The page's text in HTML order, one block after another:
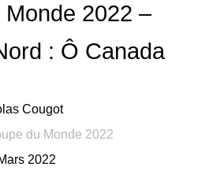
2022 –
: Ô Canada
Cougot
du Monde 2022
2022